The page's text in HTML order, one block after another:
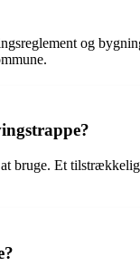
og
bruge. Et